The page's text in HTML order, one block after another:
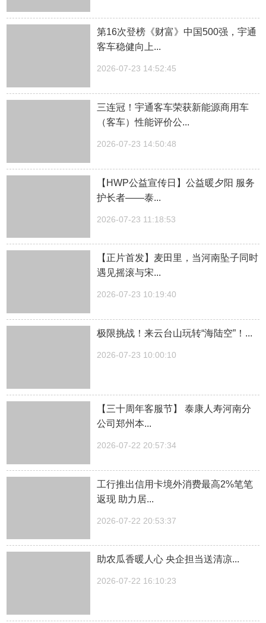
第16次登榜《财富》中国500强，宇通
客车稳健向上...
2026-07-23 14:52:45
三连冠！宇通客车荣获新能源商用车
（客车）性能评价公...
2026-07-23 14:50:48
【HWP公益宣传日】公益暖夕阳 服务
护长者——泰...
2026-07-23 11:18:53
【正片首发】麦田里，当河南坠子同时
遇见摇滚与宋...
2026-07-23 10:19:40
极限挑战！来云台山玩转“海陆空”！...
2026-07-23 10:00:10
【三十周年客服节】 泰康人寿河南分
公司郑州本...
2026-07-22 20:57:34
工行推出信用卡境外消费最高2%笔笔
返现 助力居...
2026-07-22 20:53:37
助农瓜香暖人心 央企担当送清凉...
2026-07-22 16:10:23